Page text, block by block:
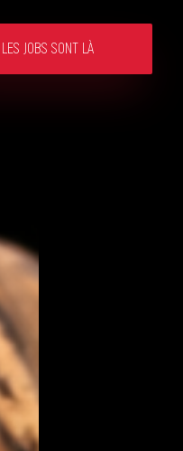
LES JOBS SONT LÀ